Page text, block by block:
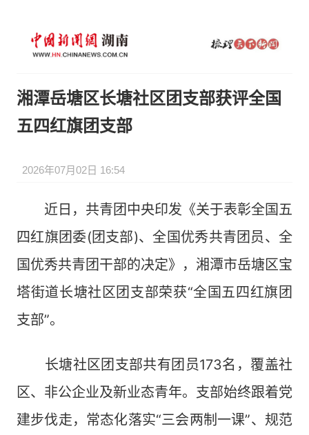
湘潭岳塘区长塘社区团支部获评全国
五四红旗团支部
2026年07月02日 16:54
近日，共青团中央印发《关于表彰全国五
四红旗团委(团支部)、全国优秀共青团员、全
国优秀共青团干部的决定》，湘潭市岳塘区宝
塔街道长塘社区团支部荣获“全国五四红旗团
支部”。
长塘社区团支部共有团员173名，覆盖社
区、非公企业及新业态青年。支部始终跟着党
建步伐走，常态化落实“三会两制一课”、规范